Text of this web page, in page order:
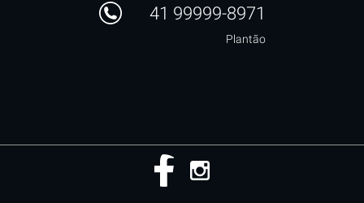
41 99999-8971
Plantão